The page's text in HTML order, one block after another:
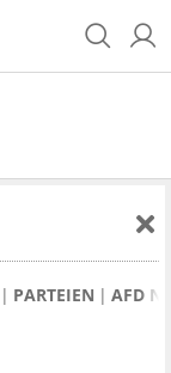
PARTEIEN AFD